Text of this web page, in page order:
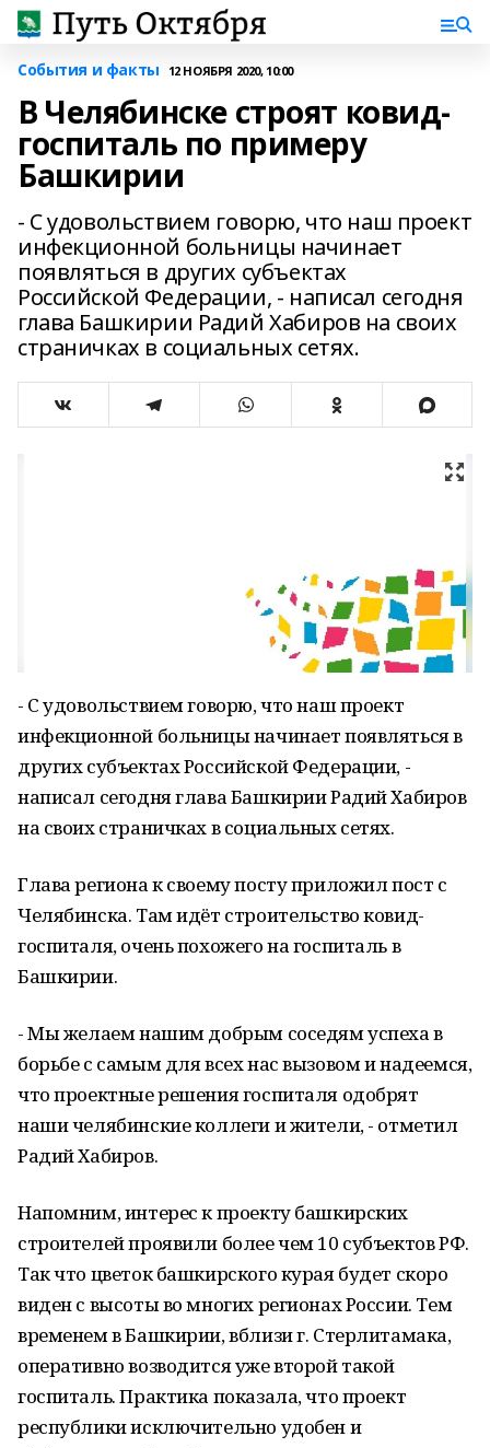
События и факты 12 НОЯБРЯ 2020, 10:00
В Челябинске строят ковид-
госпиталь по примеру
Башкирии
- С удовольствием говорю, что наш проект
инфекционной больницы начинает
появляться в других субъектах
Российской Федерации, - написал сегодня
глава Башкирии Радий Хабиров на своих
страничках в социальных сетях.
- С удовольствием говорю, что наш проект
инфекционной больницы начинает появляться в
других субъектах Российской Федерации, -
написал сегодня глава Башкирии Радий Хабиров
на своих страничках в социальных сетях.
Глава региона к своему посту приложил пост с
Челябинска. Там идёт строительство ковид-
госпиталя, очень похожего на госпиталь в
Башкирии.
- Мы желаем нашим добрым соседям успеха в
борьбе с самым для всех нас вызовом и надеемся,
что проектные решения госпиталя одобрят
наши челябинские коллеги и жители, - отметил
Радий Хабиров.
Напомним, интерес к проекту башкирских
строителей проявили более чем 10 субъектов РФ.
Так что цветок башкирского курая будет скоро
виден с высоты во многих регионах России. Тем
временем в Башкирии, вблизи г. Стерлитамака,
оперативно возводится уже второй такой
госпиталь. Практика показала, что проект
республики исключительно удобен и